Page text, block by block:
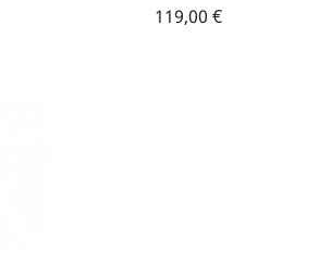
119,00 €